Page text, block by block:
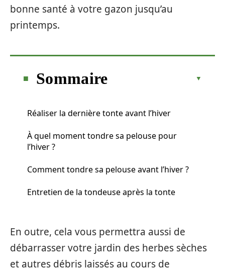
bonne santé à votre gazon jusqu’au
printemps.
Sommaire
Réaliser la dernière tonte avant l’hiver
À quel moment tondre sa pelouse pour
l’hiver ?
Comment tondre sa pelouse avant l’hiver ?
Entretien de la tondeuse après la tonte
En outre, cela vous permettra aussi de
débarrasser votre jardin des herbes sèches
et autres débris laissés au cours de